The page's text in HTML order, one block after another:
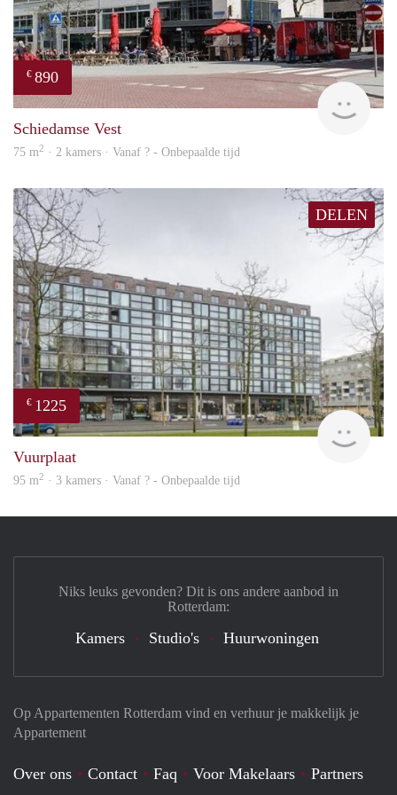
€ 890
Schiedamse Vest
75 m2 · 2 kamers · Vanaf ? - Onbepaalde tijd
DELEN
€ 1225
rent
Vuurplaat
95 m2 · 3 kamers · Vanaf ? - Onbepaalde tijd
Op Appartementen Rotterdam vind en verhuur je makkelijk je
Appartement
Over ons Contact Faq Voor Makelaars Partners
Niks leuks gevonden? Dit is ons andere aanbod in
Rotterdam:
Kamers Studio's Huurwoningen